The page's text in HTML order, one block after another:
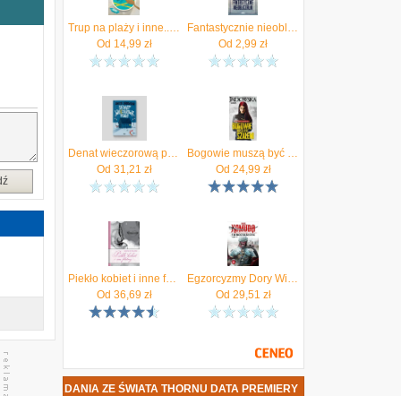
Trup na plaży i inne... Aneta Jadowska
Od 14,99 zł
Fantastycznie nieobliczalni. Antologia opowiadań autorów SQN. Tom 1 (e-Book)
Od 2,99 zł
Denat wieczorową porą w.2
Od 31,21 zł
Bogowie muszą być szaleni - Aneta Jadowska (E-book)
Od 24,99 zł
Piekło kobiet i inne felietony
Od 36,69 zł
Egzorcyzmy Dory Wilk Aneta Jadowska
Od 29,51 zł
OPOWIADANIA ZE ŚWIATA THORNU DATA PREMIERY